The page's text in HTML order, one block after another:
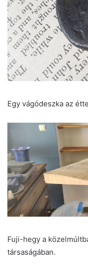
Egy vágódeszka az
Fuji-hegy a
társaságában.